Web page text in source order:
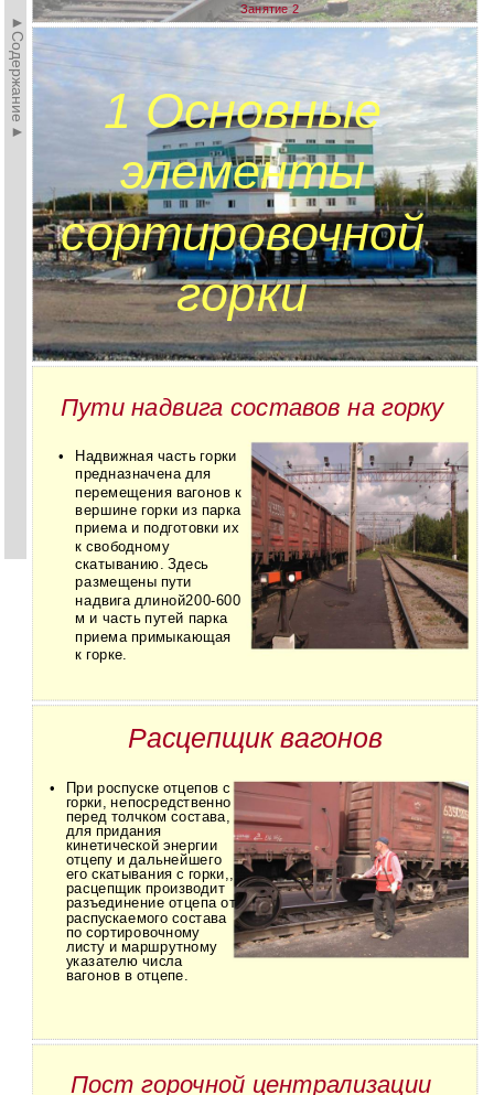
►Содержание►
Занятие 2
1 Основные
элементы
сортировочной
горки
Пути надвига составов на горку
• Надвижная часть горки
предназначена для
перемещения вагонов к
вершине горки из парка
приема и подготовки их
к свободному
скатыванию. Здесь
размещены пути
надвигадлиной200-600
м и часть путей парка
приема примыкающая
к горке.
Расцепщик вагонов
• При роспуске отцепов с
горки, непосредственно
перед толчком состава,
для придания
кинетической энергии
отцепу и дальнейшего
его скатывания с горки,,
расцепщик производит
разъединение отцепа от
распускаемого состава
по сортировочному
листу и маршрутному
указателю числа
вагонов в отцепе.
Пост горочной централизации